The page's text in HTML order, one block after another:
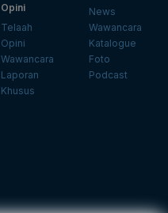
Opini
Telaah
Opini
Wawancara
Laporan
Khusus
News
Wawancara
Katalogue
Foto
Podcast